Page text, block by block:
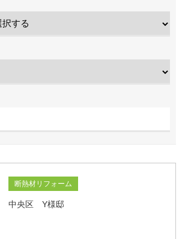
断熱材リフォーム
中央区 Y様邸